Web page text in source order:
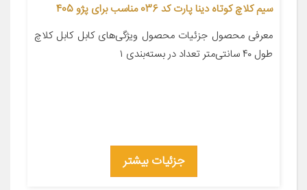
سیم کلاچ کوتاه دینا پارت کد 036 مناسب برای پژو 405
معرفی محصول جزئیات محصول ویژگی‌های کابل کابل کلاچ
طول ۴۰ سانتی‌متر تعداد در بسته‌بندی ۱
جزئیات بیشتر